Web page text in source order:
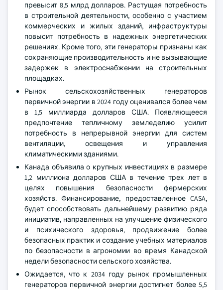
превысит 8,5 млрд долларов. Растущая потребность
в строительной деятельности, особенно с участием
коммерческих и жилых зданий, инфраструктуры
повысит потребность в надежных энергетических
решениях. Кроме того, эти генераторы признаны как
сохраняющие производительность и не вызывающие
задержек в электроснабжении на строительных
площадках.
Рынок сельскохозяйственных генераторов
первичной энергии в 2024 году оценивался более чем
в 1,5 миллиарда долларов США. Появляющееся
предпочтение тепличному земледелию усилит
потребность в непрерывной энергии для систем
вентиляции, освещения и управления
климатическими зданиями.
Канада объявила о крупных инвестициях в размере
1,2 миллиона долларов США в течение трех лет в
целях повышения безопасности фермерских
хозяйств. Финансирование, предоставленное CASA,
будет способствовать дальнейшему развитию ряда
инициатив, направленных на улучшение физического
и психического здоровья, продвижение более
безопасных практик и создание учебных материалов
по безопасности в агрономии во время Канадской
недели безопасности сельского хозяйства.
Ожидается, что к 2034 году рынок промышленных
генераторов первичной энергии достигнет более 5,5